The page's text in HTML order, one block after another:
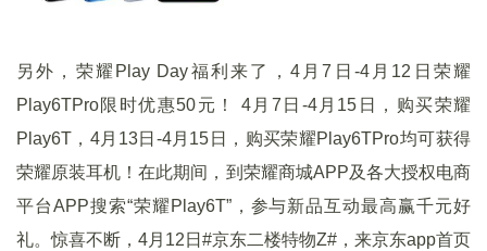
另外，荣耀Play Day福利来了，4月7日-4月12日荣耀
Play6TPro限时优惠50元！ 4月7日-4月15日，购买荣耀
Play6T，4月13日-4月15日，购买荣耀Play6TPro均可获得
荣耀原装耳机！在此期间，到荣耀商城APP及各大授权电商
平台APP搜索“荣耀Play6T”，参与新品互动最高赢千元好
礼。惊喜不断，4月12日#京东二楼特物Z#，来京东app首页